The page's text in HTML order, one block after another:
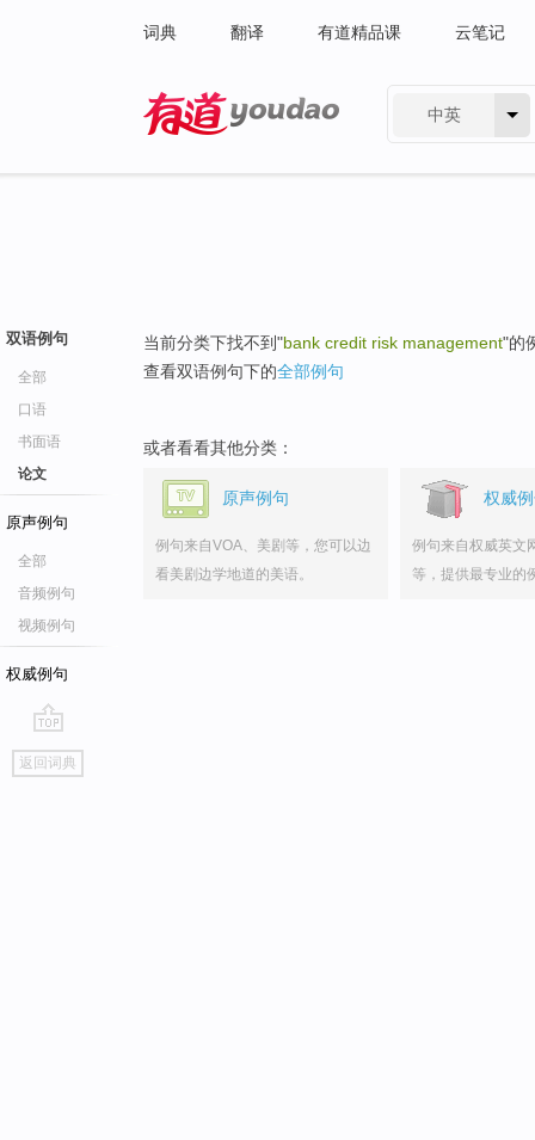
词典 翻译 有道精品课 云笔记
中英
双语例句
全部
口语
书面语
论文
原声例句
全部
音频例句
视频例句
权威例句
go
top
返回词典
当前分类下找不到"bank credit risk management"的
查看双语例句下的全部例句
或者看看其他分类：
原声例句
例句来自VOA、美剧等，您可以边
看美剧边学地道的美语。
权威
例句来自权威英文
等，提供最专业的